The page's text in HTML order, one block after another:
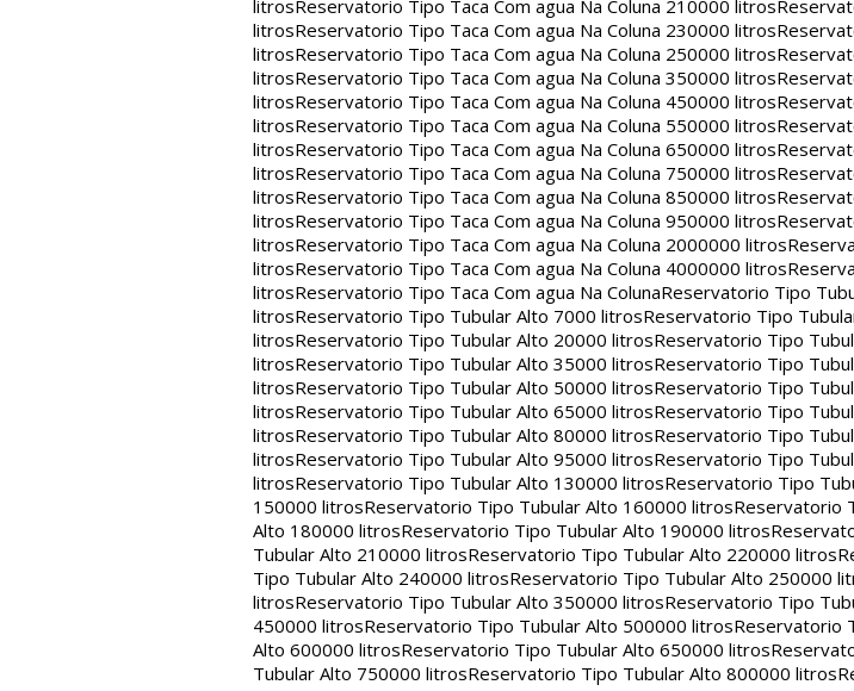
litrosReservatorio Tipo Taca Com agua Na Coluna 210000 litros
litrosReservatorio Tipo Taca Com agua Na Coluna 230000 litros
litrosReservatorio Tipo Taca Com agua Na Coluna 250000 litros
litrosReservatorio Tipo Taca Com agua Na Coluna 350000 litros
litrosReservatorio Tipo Taca Com agua Na Coluna 450000 litros
litrosReservatorio Tipo Taca Com agua Na Coluna 550000 litros
litrosReservatorio Tipo Taca Com agua Na Coluna 650000 litros
litrosReservatorio Tipo Taca Com agua Na Coluna 750000 litros
litrosReservatorio Tipo Taca Com agua Na Coluna 850000 litros
litrosReservatorio Tipo Taca Com agua Na Coluna 950000 litros
litrosReservatorio Tipo Taca Com agua Na Coluna 2000000 litros
litrosReservatorio Tipo Taca Com agua Na Coluna 4000000 litros
litrosReservatorio Tipo Taca Com agua Na ColunaReservatorio Tipo
litrosReservatorio Tipo Tubular Alto 7000 litrosReservatorio Tipo
litrosReservatorio Tipo Tubular Alto 20000 litrosReservatorio Tipo
litrosReservatorio Tipo Tubular Alto 35000 litrosReservatorio Tipo
litrosReservatorio Tipo Tubular Alto 50000 litrosReservatorio Tipo
litrosReservatorio Tipo Tubular Alto 65000 litrosReservatorio Tipo
litrosReservatorio Tipo Tubular Alto 80000 litrosReservatorio Tipo
litrosReservatorio Tipo Tubular Alto 95000 litrosReservatorio Tipo
litrosReservatorio Tipo Tubular Alto 130000 litrosReservatorio Tipo
150000 litrosReservatorio Tipo Tubular Alto 160000 litrosReservatorio
Alto 180000 litrosReservatorio Tipo Tubular Alto 190000 litros
Tubular Alto 210000 litrosReservatorio Tipo Tubular Alto 220000 litros
Tipo Tubular Alto 240000 litrosReservatorio Tipo Tubular Alto 250000
litrosReservatorio Tipo Tubular Alto 350000 litrosReservatorio Tipo
450000 litrosReservatorio Tipo Tubular Alto 500000 litrosReservatorio
Alto 600000 litrosReservatorio Tipo Tubular Alto 650000 litros
Tubular Alto 750000 litrosReservatorio Tipo Tubular Alto 800000 litros